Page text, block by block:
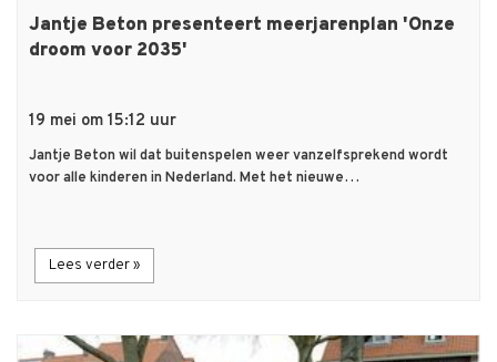
Jantje Beton presenteert meerjarenplan 'Onze
droom voor 2035'
19 mei om 15:12 uur
Jantje Beton wil dat buitenspelen weer vanzelfsprekend wordt
voor alle kinderen in Nederland. Met het nieuwe…
Lees verder »